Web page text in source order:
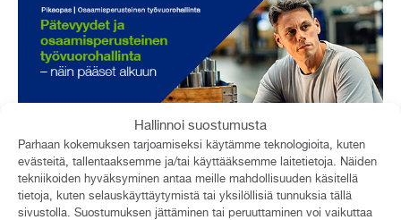
Hallinnoi suostumusta
Parhaan kokemuksen tarjoamiseksi käytämme teknologioita, kuten
evästeitä, tallentaaksemme ja/tai käyttääksemme laitetietoja. Näiden
tekniikoiden hyväksyminen antaa meille mahdollisuuden käsitellä
tietoja, kuten selauskäyttäytymistä tai yksilöllisiä tunnuksia tällä
sivustolla. Suostumuksen jättäminen tai peruuttaminen voi vaikuttaa
Pätevyydet ja osaamisperusteinen
työvuorohallinta – näin pääset alkuun